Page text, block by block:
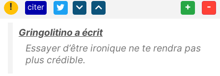
!
citer + -
Gringolitino a écrit
Essayer d’être ironique ne te rendra pas
plus crédible.